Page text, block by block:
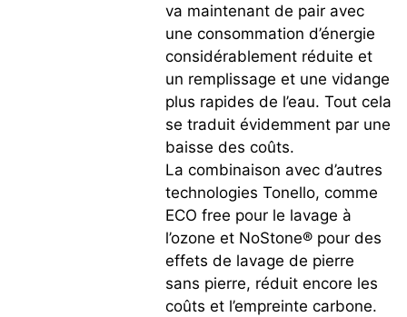
va maintenant de pair avec
une consommation d’énergie
considérablement réduite et
un remplissage et une vidange
plus rapides de l’eau. Tout cela
se traduit évidemment par une
baisse des coûts.
La combinaison avec d’autres
technologies Tonello, comme
ECO free pour le lavage à
l’ozone et NoStone® pour des
effets de lavage de pierre
sans pierre, réduit encore les
coûts et l’empreinte carbone.